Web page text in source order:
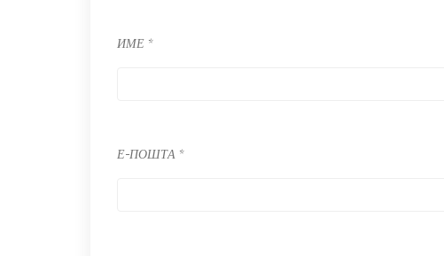
ИМЕ *
Е-ПОШТА *